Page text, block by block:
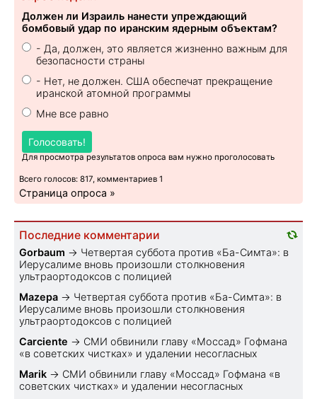
Должен ли Израиль нанести упреждающий
бомбовый удар по иранским ядерным объектам?
- Да, должен, это является жизненно важным для
безопасности страны
- Нет, не должен. США обеспечат прекращение
иранской атомной программы
Мне все равно
Голосовать!
Для просмотра результатов опроса вам нужно проголосовать
Всего голосов: 817, комментариев 1
Страница опроса »
Последние комментарии
Gorbaum → Четвертая суббота против «Ба-Симта»: в
Иерусалиме вновь произошли столкновения
ультраортодоксов с полицией
Mazepa → Четвертая суббота против «Ба-Симта»: в
Иерусалиме вновь произошли столкновения
ультраортодоксов с полицией
Carciente → СМИ обвинили главу «Моссад» Гофмана
«в советских чистках» и удалении несогласных
Marik → СМИ обвинили главу «Моссад» Гофмана «в
советских чистках» и удалении несогласных